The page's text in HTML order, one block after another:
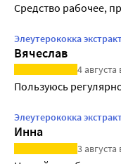
Средство рабочее,
Элеутерококка
Вячеслав
4 августа
Пользуюсь
Элеутерококка
Инна
3 августа